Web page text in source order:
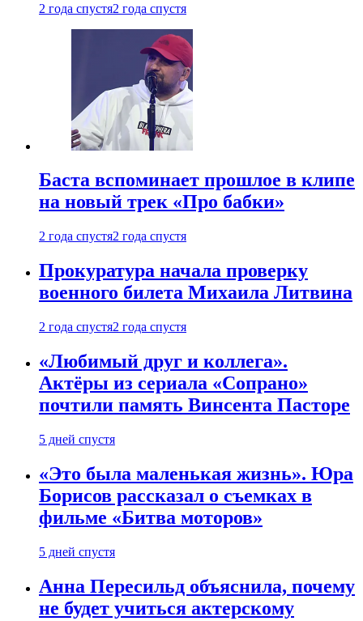
2 года спустя2 года спустя
Баста вспоминает прошлое в клипе
на новый трек «Про бабки»
2 года спустя2 года спустя
Прокуратура начала проверку
военного билета Михаила Литвина
2 года спустя2 года спустя
«Любимый друг и коллега».
Актёры из сериала «Сопрано»
почтили память Винсента Пасторе
5 дней спустя
«Это была маленькая жизнь». Юра
Борисов рассказал о съемках в
фильме «Битва моторов»
5 дней спустя
Анна Пересильд объяснила, почему
не будет учиться актерскому